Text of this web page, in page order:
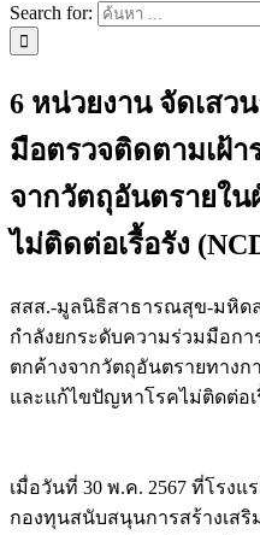
Search for:
6 หน่วยงาน จัดเสว
มือตรวจติดตามเฝ้า
จากวัตถุอันตรายใ
ไม่ติดต่อเรื้อรัง
สสส.-มูลนิธิสาธารณสุข-มหิด
กำลังยกระดับความร่วมมือกา
ตกค้างจากวัตถุอันตรายทางก
และแก้ไขปัญหาโรคไม่ติดต่อเ
เมื่อวันที่ 30 พ.ค. 2567 ที่โรง
กองทุนสนับสนุนการสร้างเส